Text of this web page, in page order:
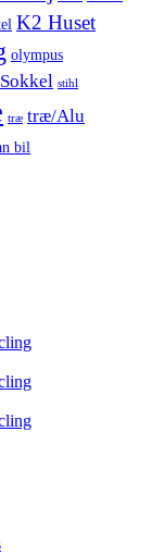
K2 Huset
olympus
Sokkel stihl
træ træ/Alu
bil